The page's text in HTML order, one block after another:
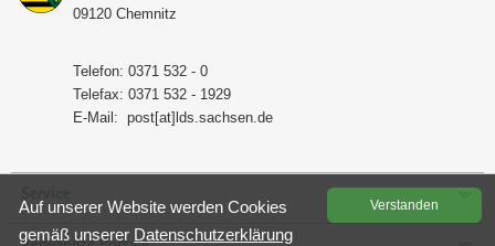
09120 Chem­nitz
Te­le­fon: 0371 532 - 0
Te­le­fax: 0371 532 - 1929
E-​Mail: post[at]lds.sach­sen.de
Ver­stan­den
Auf un­se­rer Web­site wer­den Coo­kies
gemäß un­se­rer Da­ten­schutz­er­klä­rung